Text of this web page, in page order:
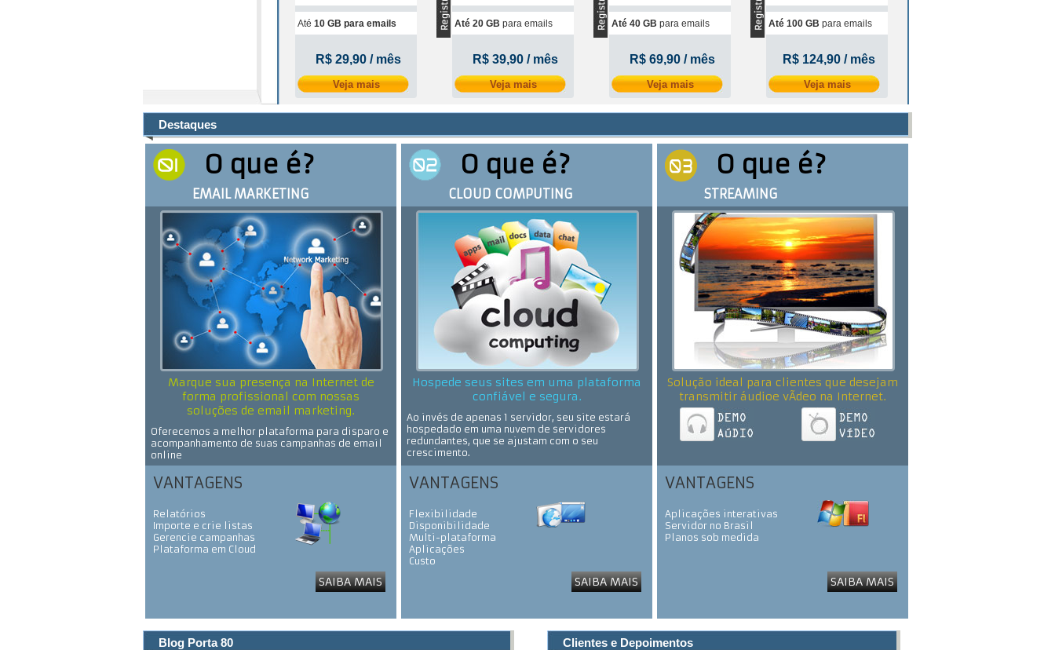
Até 10 GB para emails
R$ 29,90 / mês
Veja mais
Até 20 GB para emails
R$ 39,90 / mês
Veja mais
Até 40 GB para emails
R$ 69,90 / mês
Veja mais
Até 100 GB para emails
R$ 124,90 / mês
Veja mais
Destaques
O que é?
EMAIL MARKETING
Marque sua presença na Internet de
forma profissional com nossas
soluções de email marketing.
Oferecemos a melhor plataforma para disparo e
acompanhamento de suas campanhas de email
online
VANTAGENS
Relatórios
Importe e crie listas
Gerencie campanhas
Plataforma em Cloud
SAIBA MAIS
O que é?
CLOUD COMPUTING
Hospede seus sites em uma plataforma
confiável e segura.
Ao invés de apenas 1 servidor, seu site estará
hospedado em uma nuvem de servidores
redundantes, que se ajustam com o seu
crescimento.
VANTAGENS
Flexibilidade
Disponibilidade
Multi-plataforma
Aplicações
Custo
SAIBA MAIS
O que é?
STREAMING
Solução ideal para clientes que desejam
transmitir áudioe vÃ­deo na Internet.
VANTAGENS
Aplicações interativas
Servidor no Brasil
Planos sob medida
SAIBA MAIS
Blog Porta 80 Clientes e Depoimentos